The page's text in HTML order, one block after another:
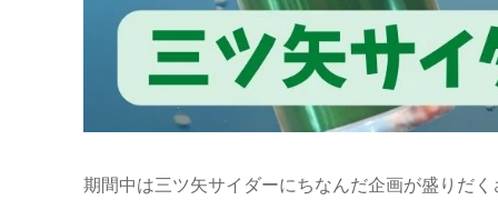
期間中は三ツ矢サイダーにちなんだ企画が盛りだく